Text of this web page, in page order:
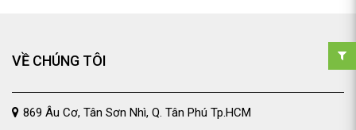
VỀ CHÚNG TÔI
869 Âu Cơ, Tân Sơn Nhì, Q. Tân Phú Tp.HCM